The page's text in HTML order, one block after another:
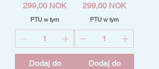
Cena
299,00 NOK
PTU w tym
Dodaj do
Cena
299,00 NOK
PTU w tym
Dodaj do